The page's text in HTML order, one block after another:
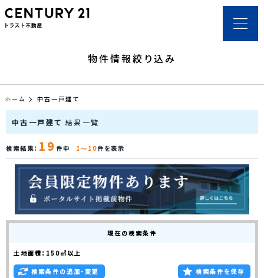
物件情報絞り込み
ホーム 中古一戸建て
中古一戸建て 結果一覧
検索結果： 19 件中 1～10件を表示
現在の検索条件
土地面積：150㎡以上
検索条件の追加・変更 検索条件を保存